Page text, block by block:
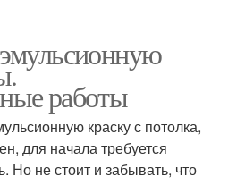
работы
краску с потолка,
для начала требуется
Но не стоит и забывать, что